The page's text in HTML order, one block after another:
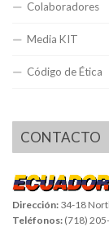
Colaboradores
Media KIT
Código de Ética
CONTACTO
Dirección: 34-18
Teléfonos: (718)